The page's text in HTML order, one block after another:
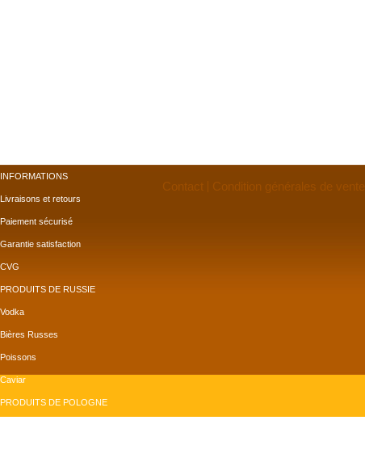
INFORMATIONS
Livraisons et retours
Paiement sécurisé
Garantie satisfaction
CVG
PRODUITS DE RUSSIE
Vodka
Bières Russes
Poissons
Caviar
PRODUITS DE POLOGNE
Contact Condition générales de vente